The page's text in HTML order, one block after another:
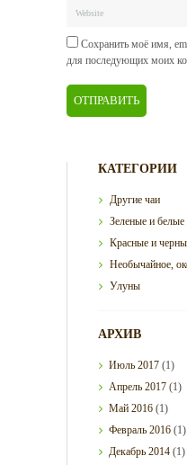
Сохранить моё имя,
для последующих моих
КАТЕГОРИИ
Другие чаи
Зеленые и белые
Красные и
Необычайное,
Улуны
АРХИВ
Июль2017 (1)
Апрель2017 (1)
Май2016 (1)
Февраль2016 (1)
Декабрь2014 (1)